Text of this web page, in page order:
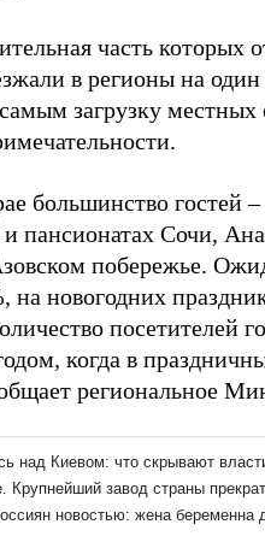
часть которых
в регионы на
загрузку
большинство гостей
и пансионатах Сочи,
побережье.
новогодних
посетителей
когда в
региональное